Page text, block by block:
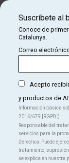
31
dic
domingo
Suscríbete al
Conoce de
Catalunya.
Correo
Acepto
y productos de
Información básica
2016/679 ]RGPD])
Responsable del
servicios para la
Derechos: Puede
tratamiento,
se explica en nuestra